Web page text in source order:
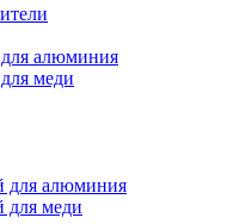
для алюминия
меди
для алюминия
для меди